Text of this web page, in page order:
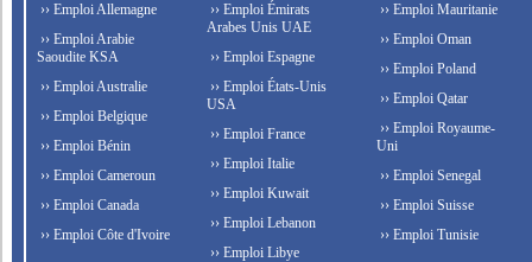
›› Emploi Allemagne
›› Emploi Arabie
Saoudite KSA
›› Emploi Australie
›› Emploi Belgique
›› Emploi Bénin
›› Emploi Cameroun
›› Emploi Canada
›› Emploi Côte d'Ivoire
›› Emploi Émirats
Arabes Unis UAE
›› Emploi Espagne
›› Emploi États-Unis
USA
›› Emploi France
›› Emploi Italie
›› Emploi Kuwait
›› Emploi Lebanon
›› Emploi Libye
›› Emploi Mauritanie
›› Emploi Oman
›› Emploi Poland
›› Emploi Qatar
›› Emploi Royaume-
Uni
›› Emploi Senegal
›› Emploi Suisse
›› Emploi Tunisie